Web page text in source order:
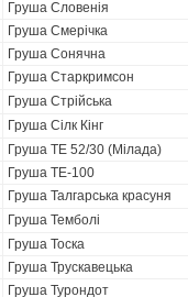
Груша Словенія
Груша Смерічка
Груша Сонячна
Груша Старкримсон
Груша Стрійська
Груша Сілк Кінг
Груша ТЕ 52/30 (Мілада)
Груша ТЕ-100
Груша Талгарська красуня
Груша Темболі
Груша Тоска
Груша Трускавецька
Груша Турондот